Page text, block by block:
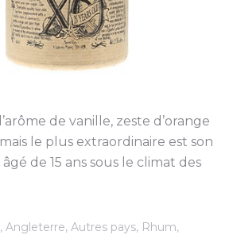
de vanille, zeste d’orange
le plus extraordinaire est son
de 15 ans sous le climat des
, Angleterre, Autres pays, Rhum,